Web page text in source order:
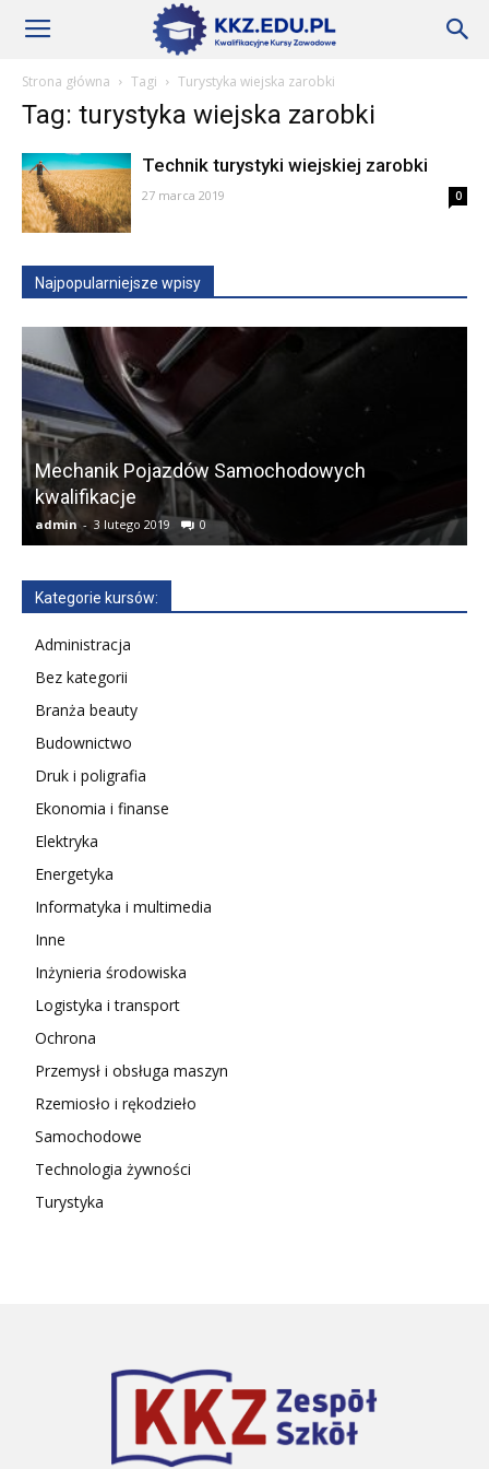
Szkoły
KKZ
Aktualności
Strona główna Tagi Turystyka wiejska zarobki
Tag: turystyka wiejska zarobki
Technik turystyki wiejskiej zarobki
27 marca 2019 0
Najpopularniejsze wpisy
Mechanik Pojazdów Samochodowych
kwalifikacje
admin - 3 lutego 2019 0
Kategorie kursów:
Administracja
Bez kategorii
Branża beauty
Budownictwo
Druk i poligrafia
Ekonomia i finanse
Elektryka
Energetyka
Informatyka i multimedia
Inne
Inżynieria środowiska
Logistyka i transport
Ochrona
Przemysł i obsługa maszyn
Rzemiosło i rękodzieło
Samochodowe
Technologia żywności
Turystyka